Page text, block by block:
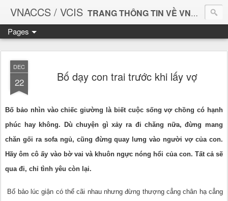
VNACCS / VCIS TRANG THÔNG TIN VỀ VNACCS
Vietnam Automated Cargo And Port Consolidated System
Giúp bạn làm thủ tục Hải quan thuận tiện và dễ dàng hơn.
Pages
DEC
22 Bố dạy con trai trước khi lấy vợ
Bố bảo nhìn vào chiếc giường là biết cuộc sống vợ chồng có hạnh
phúc hay không. Dù chuyện gì xảy ra đi chăng nữa, đừng mang
chăn gối ra sofa ngủ, cũng đừng quay lưng vào người vợ của con.
Hãy ôm cô ấy vào bờ vai và khuôn ngực nóng hổi của con. Tất cả sẽ
qua đi, chỉ tình yêu còn lại.
Bố bảo lúc giận có thể cãi nhau nhưng đừng thượng cẳng chân hạ cẳng